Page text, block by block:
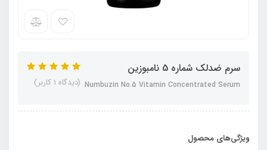
سرم ضدلک شماره 5 نامبوزین
Numbuzin No.5 Vitamin Concentrated Serum (دیدگاه 1 کاربر)
ویژگی‌های محصول